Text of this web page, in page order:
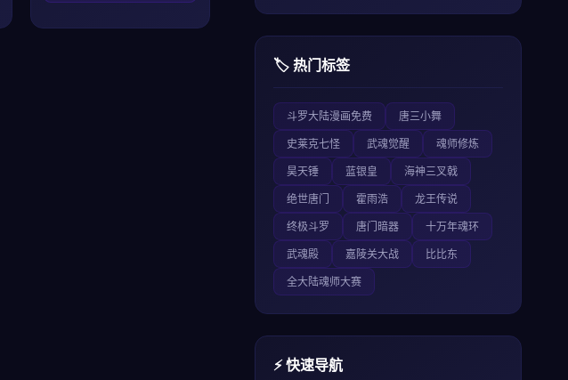
🏷️ 热门标签
斗罗大陆漫画免费
唐三小舞
史莱克七怪
武魂觉醒
魂师修炼
昊天锤
蓝银皇
海神三叉戟
绝世唐门
霍雨浩
龙王传说
终极斗罗
唐门暗器
十万年魂环
武魂殿
嘉陵关大战
比比东
全大陆魂师大赛
⚡ 快速导航